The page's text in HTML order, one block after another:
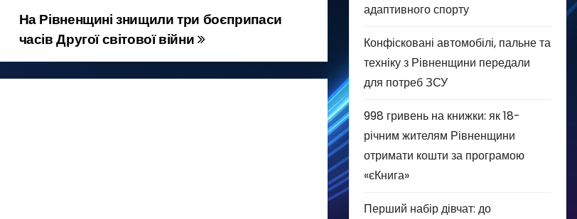
На Рівненщині знищили три боєприпаси
часів Другої світової війни
адаптивного спорту
Конфісковані автомобілі, пальне та
техніку з Рівненщини передали
для потреб ЗСУ
998 гривень на книжки: як 18-
річним жителям Рівненщини
отримати кошти за програмою
«єКнига»
Перший набір дівчат: до